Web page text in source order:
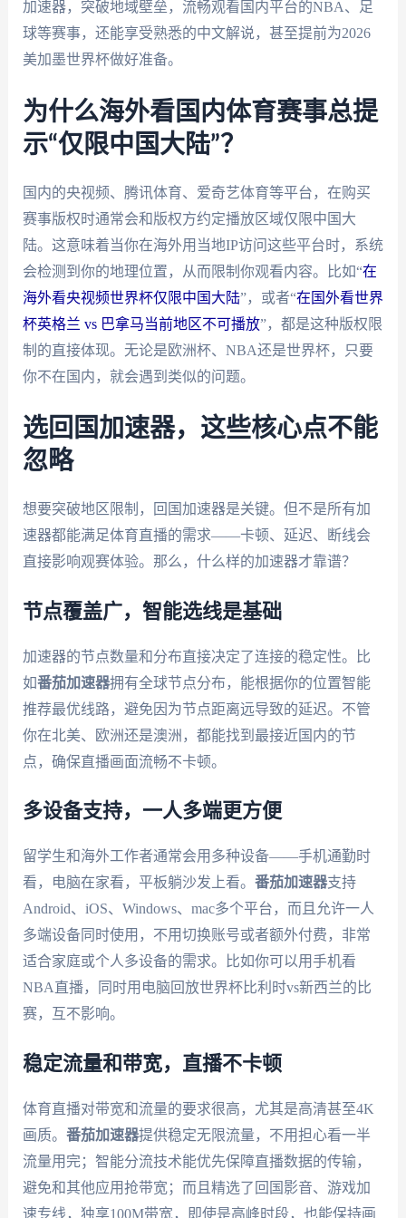
加速器，突破地域壁垒，流畅观看国内平台的NBA、足
球等赛事，还能享受熟悉的中文解说，甚至提前为2026
美加墨世界杯做好准备。
为什么海外看国内体育赛事总提
示“仅限中国大陆”？
国内的央视频、腾讯体育、爱奇艺体育等平台，在购买
赛事版权时通常会和版权方约定播放区域仅限中国大
陆。这意味着当你在海外用当地IP访问这些平台时，系统
会检测到你的地理位置，从而限制你观看内容。比如“在
海外看央视频世界杯仅限中国大陆”，或者“在国外看世界
杯英格兰 vs 巴拿马当前地区不可播放”，都是这种版权限
制的直接体现。无论是欧洲杯、NBA还是世界杯，只要
你不在国内，就会遇到类似的问题。
选回国加速器，这些核心点不能
忽略
想要突破地区限制，回国加速器是关键。但不是所有加
速器都能满足体育直播的需求——卡顿、延迟、断线会
直接影响观赛体验。那么，什么样的加速器才靠谱？
节点覆盖广，智能选线是基础
加速器的节点数量和分布直接决定了连接的稳定性。比
如番茄加速器拥有全球节点分布，能根据你的位置智能
推荐最优线路，避免因为节点距离远导致的延迟。不管
你在北美、欧洲还是澳洲，都能找到最接近国内的节
点，确保直播画面流畅不卡顿。
多设备支持，一人多端更方便
留学生和海外工作者通常会用多种设备——手机通勤时
看，电脑在家看，平板躺沙发上看。 番茄加速器支持
Android、iOS、Windows、mac多个平台，而且允许一人
多端设备同时使用，不用切换账号或者额外付费，非常
适合家庭或个人多设备的需求。比如你可以用手机看
NBA直播，同时用电脑回放世界杯比利时vs新西兰的比
赛，互不影响。
稳定流量和带宽，直播不卡顿
体育直播对带宽和流量的要求很高，尤其是高清甚至4K
画质。 番茄加速器提供稳定无限流量，不用担心看一半
流量用完；智能分流技术能优先保障直播数据的传输，
避免和其他应用抢带宽；而且精选了回国影音、游戏加
速专线，独享100M带宽，即使是高峰时段，也能保持画